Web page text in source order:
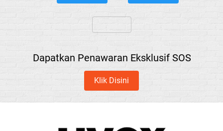
Dapatkan Penawaran Eksklusif SOS
`Klik Disini